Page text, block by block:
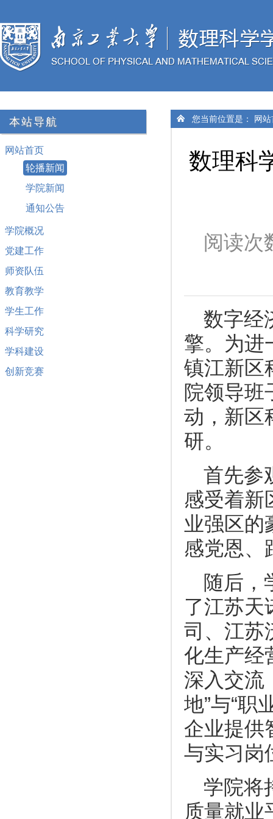
本站导航
网站首页
轮播新闻
学院新闻
通知公告
学院概况
党建工作
师资队伍
教育教学
学生工作
科学研究
学科建设
创新竞赛
您当前位置是： 网
数理科
阅读次
数字经
擎。为进
镇江新区
院领导班
动，新区
研。
首先参
感受着新
业强区的
感党恩、
随后，
了江苏天
司、江苏
化生产经
深入交流
地”与“职
企业提供
与实习岗
学院将
质量就业